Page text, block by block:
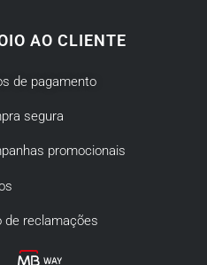
AO CLIENTE
de pagamento
segura
promocionais
de reclamações